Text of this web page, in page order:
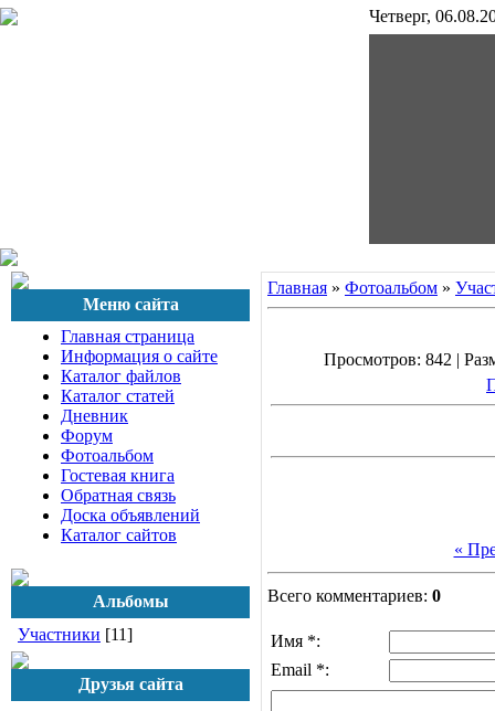
Четверг,
Меню сайта
Главная страница
Информация о сайте
Каталог файлов
Каталог статей
Дневник
Форум
Фотоальбом
Гостевая книга
Обратная связь
Доска объявлений
Каталог сайтов
Альбомы
Участники [11]
Друзья сайта
Главная » Фотоальбом »
Просмотров: 842 |
«
Всего комментариев: 0
Имя *:
Email *: